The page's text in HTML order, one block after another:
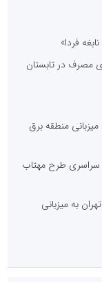
فردا»
مصرف در تابستان
منطقه برق
سراسری طرح مهتاب
به میزبانی